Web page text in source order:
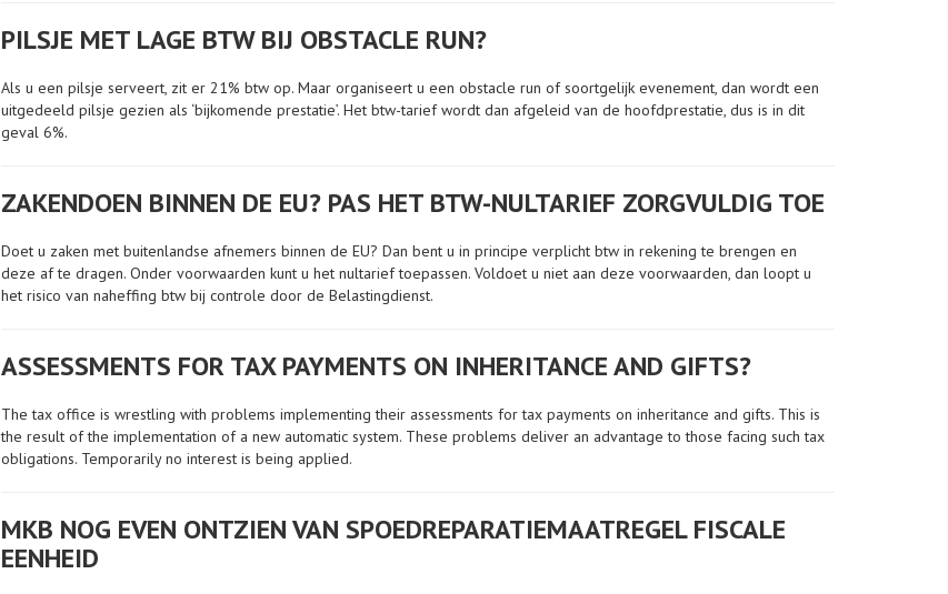
PILSJE MET LAGE BTW BIJ OBSTACLE RUN?
Als u een pilsje serveert, zit er 21% btw op. Maar organiseert u een obstacle run of soortgelijk evenement, dan wordt een
uitgedeeld pilsje gezien als ‘bijkomende prestatie’. Het btw-tarief wordt dan afgeleid van de hoofdprestatie, dus is in dit
geval 6%.
ZAKENDOEN BINNEN DE EU? PAS HET BTW-NULTARIEF ZORGVULDIG TOE
Doet u zaken met buitenlandse afnemers binnen de EU? Dan bent u in principe verplicht btw in rekening te brengen en
deze af te dragen. Onder voorwaarden kunt u het nultarief toepassen. Voldoet u niet aan deze voorwaarden, dan loopt u
het risico van naheffing btw bij controle door de Belastingdienst.
ASSESSMENTS FOR TAX PAYMENTS ON INHERITANCE AND GIFTS?
The tax office is wrestling with problems implementing their assessments for tax payments on inheritance and gifts. This is
the result of the implementation of a new automatic system. These problems deliver an advantage to those facing such tax
obligations. Temporarily no interest is being applied.
MKB NOG EVEN ONTZIEN VAN SPOEDREPARATIEMAATREGEL FISCALE
EENHEID